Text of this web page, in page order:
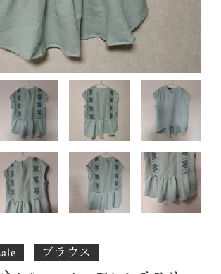
ブラウス